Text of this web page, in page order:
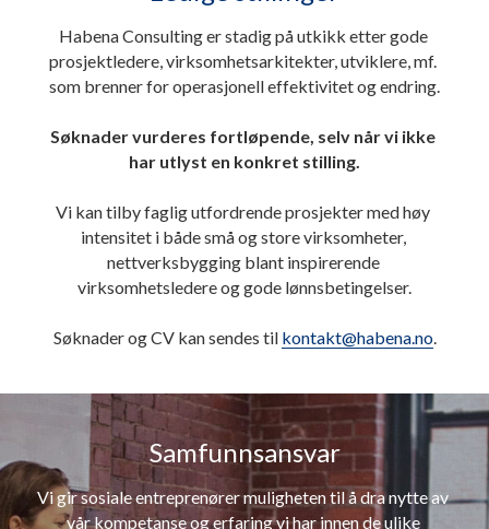
Habena Consulting er stadig på utkikk etter gode
prosjektledere, virksomhetsarkitekter, utviklere, mf.
som brenner for operasjonell effektivitet og endring.
Søknader vurderes fortløpende, selv når vi ikke
har utlyst en konkret stilling.
Vi kan tilby faglig utfordrende prosjekter med høy
intensitet i både små og store virksomheter,
nettverksbygging blant inspirerende
virksomhetsledere og gode lønnsbetingelser.
Søknader og CV kan sendes til kontakt@habena.no.
Samfunnsansvar
Vi gir sosiale entreprenører muligheten til å dra nytte av
vår kompetanse og erfaring vi har innen de ulike